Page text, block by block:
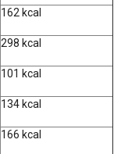
162 kcal
298 kcal
101 kcal
134 kcal
166 kcal